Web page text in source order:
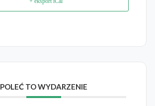
POLEĆ TO WYDARZENIE